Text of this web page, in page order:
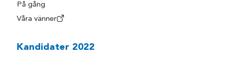
På gång
Våra vänner
Kandidater 2022